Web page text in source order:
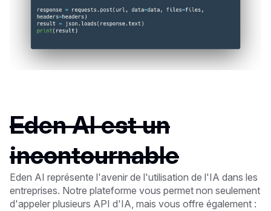
Eden AI est un
incontournable
Eden AI représente l'avenir de l'utilisation de l'IA dans les
entreprises. Notre plateforme vous permet non seulement
d'appeler plusieurs API d'IA, mais vous offre également :